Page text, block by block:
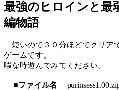
最強のヒロインと最
編物語
短いので３０分ほどでクリア
ゲームです。
暇な時遊んでみてください。
■ファイル名